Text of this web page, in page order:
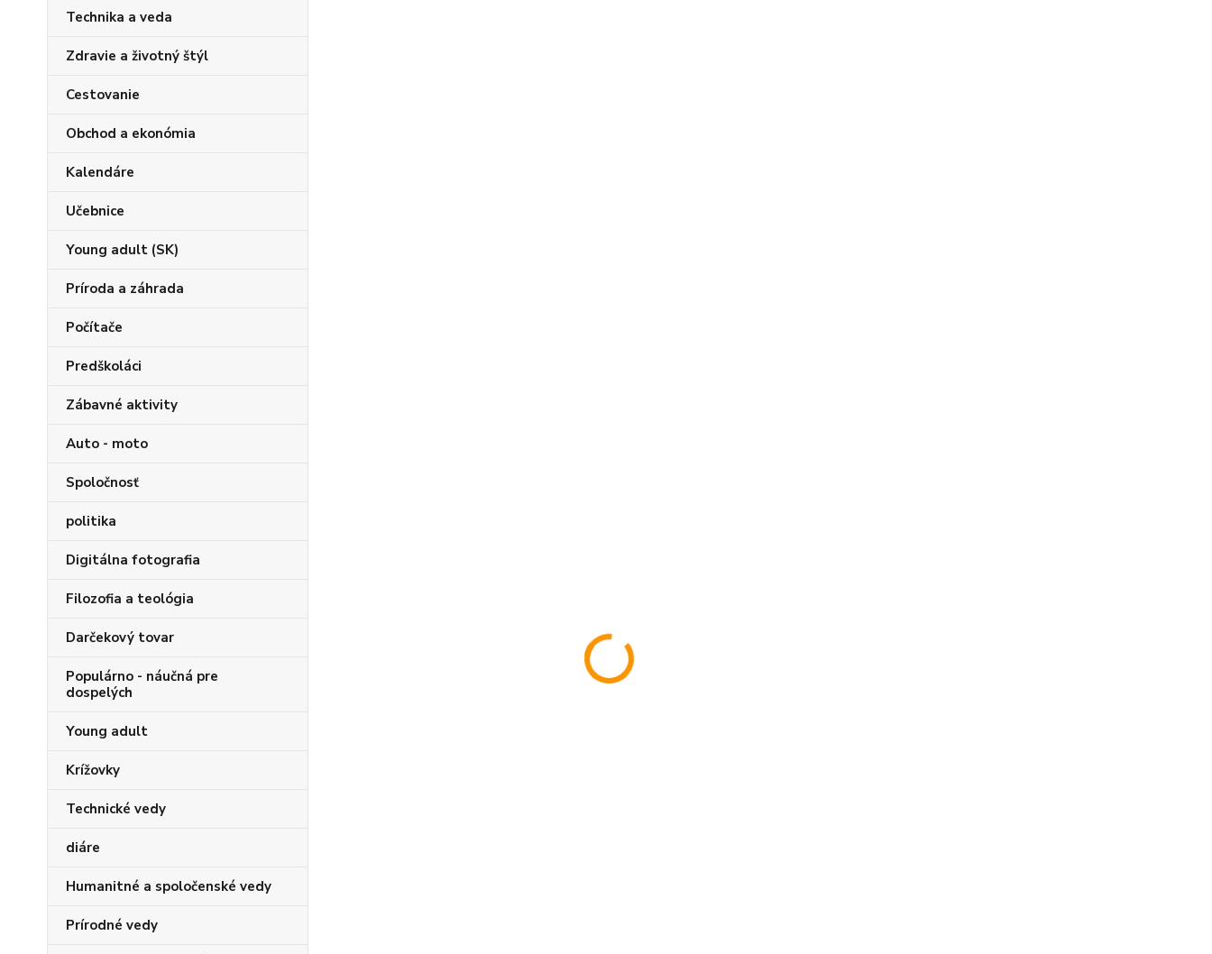
Technika a veda
Zdravie a životný štýl
Cestovanie
Obchod a ekonómia
Kalendáre
Učebnice
Young adult (SK)
Príroda a záhrada
Počítače
Predškoláci
Zábavné aktivity
Auto - moto
Spoločnosť
politika
Digitálna fotografia
Filozofia a teológia
Darčekový tovar
Populárno - náučná pre
dospelých
Young adult
Krížovky
Technické vedy
diáre
Humanitné a spoločenské vedy
Prírodné vedy